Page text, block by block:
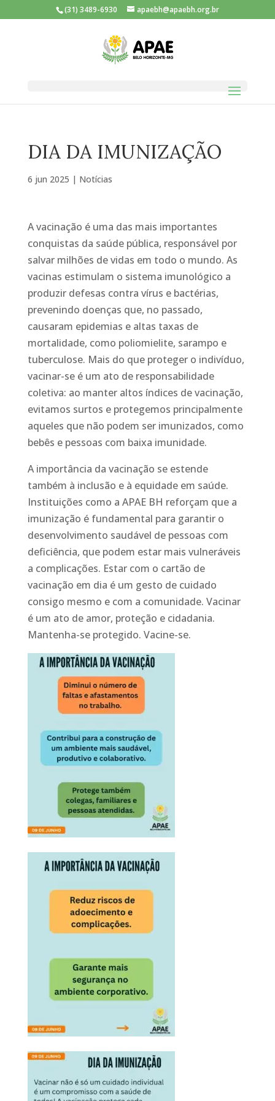
(31) 3489-6930 apaebh@apaebh.org.br
DIA DA IMUNIZAÇÃO
6 jun 2025 | Notícias
A vacinação é uma das mais importantes
conquistas da saúde pública, responsável por
salvar milhões de vidas em todo o mundo. As
vacinas estimulam o sistema imunológico a
produzir defesas contra vírus e bactérias,
prevenindo doenças que, no passado,
causaram epidemias e altas taxas de
mortalidade, como poliomielite, sarampo e
tuberculose. Mais do que proteger o indivíduo,
vacinar-se é um ato de responsabilidade
coletiva: ao manter altos índices de vacinação,
evitamos surtos e protegemos principalmente
aqueles que não podem ser imunizados, como
bebês e pessoas com baixa imunidade.
A importância da vacinação se estende
também à inclusão e à equidade em saúde.
Instituições como a APAE BH reforçam que a
imunização é fundamental para garantir o
desenvolvimento saudável de pessoas com
deficiência, que podem estar mais vulneráveis
a complicações. Estar com o cartão de
vacinação em dia é um gesto de cuidado
consigo mesmo e com a comunidade. Vacinar
é um ato de amor, proteção e cidadania.
Mantenha-se protegido. Vacine-se.